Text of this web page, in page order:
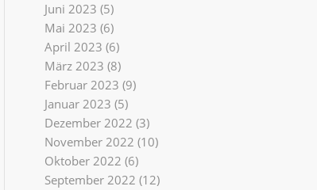
Juni 2023 (5)
Mai 2023 (6)
April 2023 (6)
März 2023 (8)
Februar 2023 (9)
Januar 2023 (5)
Dezember 2022 (3)
November 2022 (10)
Oktober 2022 (6)
September 2022 (12)